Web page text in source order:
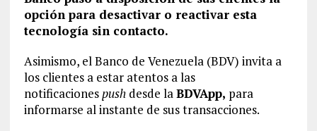
opción para desactivar o reactivar esta
tecnología sin contacto.
Asimismo, el Banco de Venezuela (BDV) invita a
los clientes a estar atentos a las
notificacionespushdesde laBDVApp, para
informarse al instante de sus transacciones.